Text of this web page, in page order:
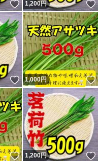
いいね！
1,200円
いいね！
1,000円
いいね！
1,200円